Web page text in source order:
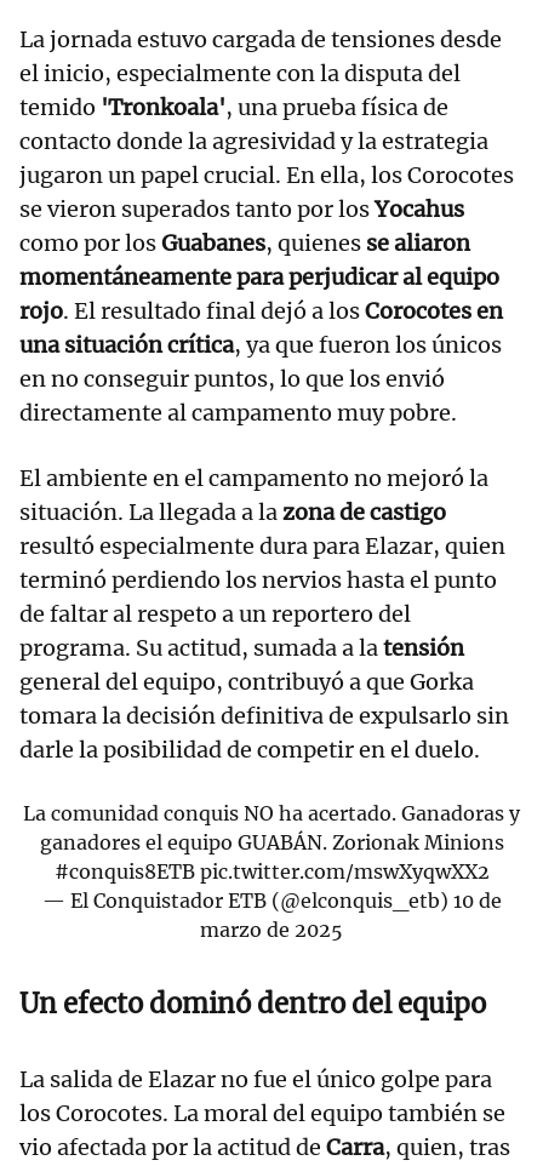
La jornada estuvo cargada de tensiones desde
el inicio, especialmente con la disputa del
temido 'Tronkoala', una prueba física de
contacto donde la agresividad y la estrategia
jugaron un papel crucial. En ella, los Corocotes
se vieron superados tanto por losYocahus
como por losGuabanes, quienes se aliaron
momentáneamente para perjudicar al equipo
rojo. El resultado final dejó a losCorocotes en
una situación crítica, ya que fueron los únicos
en no conseguir puntos, lo que los envió
directamente al campamento muy pobre.
El ambiente en el campamento no mejoró la
situación. La llegada a lazona de castigo
resultó especialmente dura para Elazar, quien
terminó perdiendo los nervios hasta el punto
de faltar al respeto a un reportero del
programa. Su actitud, sumada a latensión
general del equipo, contribuyó a que Gorka
tomara la decisión definitiva de expulsarlo sin
darle la posibilidad de competir en el duelo.
La comunidad conquis NO ha acertado. Ganadoras y
ganadores el equipo GUABÁN. Zorionak Minions
#conquis8ETB pic.twitter.com/mswXyqwXX2
— El Conquistador ETB (@elconquis_etb) 10 de
marzo de 2025
Un efecto dominó dentro del equipo
La salida de Elazar no fue el único golpe para
los Corocotes. La moral del equipo también se
vio afectada por la actitud de Carra, quien, tras